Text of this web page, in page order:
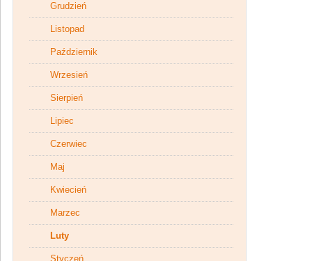
Grudzień
Listopad
Październik
Wrzesień
Sierpień
Lipiec
Czerwiec
Maj
Kwiecień
Marzec
Luty
Styczeń